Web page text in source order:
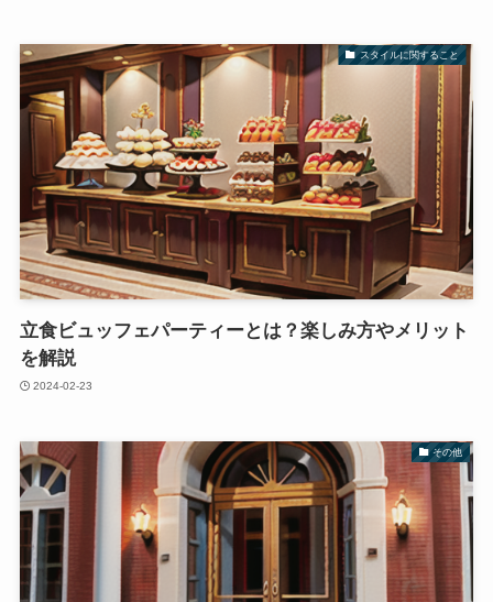
スタイルに関すること
立食ビュッフェパーティーとは？楽しみ方やメリット
を解説
2024-02-23
その他